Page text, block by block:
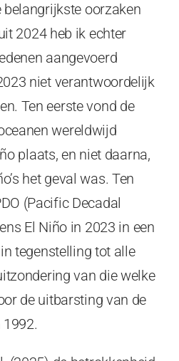
oorzaken
2024 heb ik echter
aangevoerd
niet verantwoordelijk
Ten eerste vond de
wereldwijd
plaats, en niet daarna,
het geval was. Ten
(Pacific Decadal
El Niño in 2023 in een
tegenstelling tot alle
van die welke
de uitbarsting van de